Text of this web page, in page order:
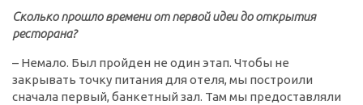
Сколько прошло времени от первой идеи до открытия
ресторана?
– Немало. Был пройден не один этап. Чтобы не
закрывать точку питания для отеля, мы построили
сначала первый, банкетный зал. Там мы предоставляли